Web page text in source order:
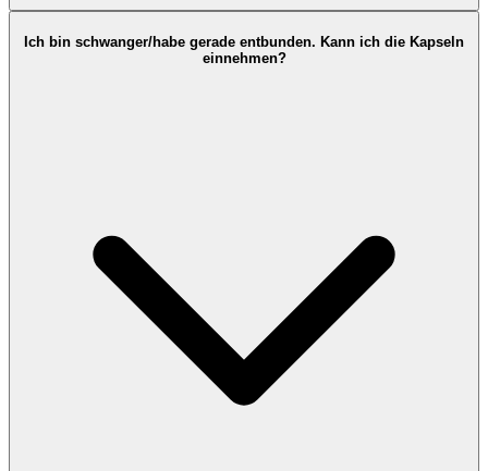
Ich bin schwanger/habe gerade entbunden. Kann ich die Kapseln
einnehmen?